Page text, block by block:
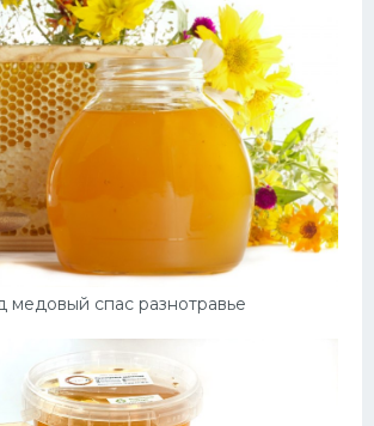
медовый спас разнотравье